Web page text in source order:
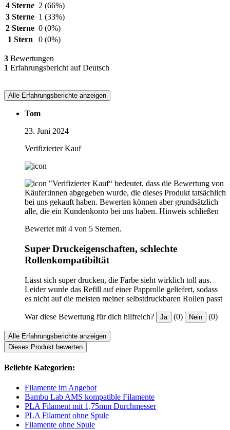
4 Sterne 2 (66%)
3 Sterne 1 (33%)
2 Sterne 0 (0%)
1 Stern
0 (0%)
3 Bewertungen
1 Erfahrungsbericht auf Deutsch
Alle Erfahrungsberichte anzeigen
Tom
23. Juni 2024
Verifizierter Kauf
"Verifizierter Kauf“ bedeutet, dass die Bewertung von
Käufer:innen abgegeben wurde, die dieses Produkt tatsächlich
bei uns gekauft haben. Bewerten können aber grundsätzlich
alle, die ein Kundenkonto bei uns haben. Hinweis schließen
Bewertet mit 4 von 5 Sternen.
Super Druckeigenschaften, schlechte
Rollenkompatibiltät
Lässt sich super drucken, die Farbe sieht wirklich toll aus.
Leider wurde das Refill auf einer Papprolle geliefert, sodass
es nicht auf die meisten meiner selbstdruckbaren Rollen passt
War diese Bewertung für dich hilfreich? Ja (0) Nein (0)
Alle Erfahrungsberichte anzeigen
Dieses Produkt bewerten
Beliebte Kategorien:
Filamente im Angebot
Bambu Lab AMS kompatible Filamente
PLA Filament mit 1,75mm Durchmesser
PLA Filament ohne Spule
Filamente ohne Spule